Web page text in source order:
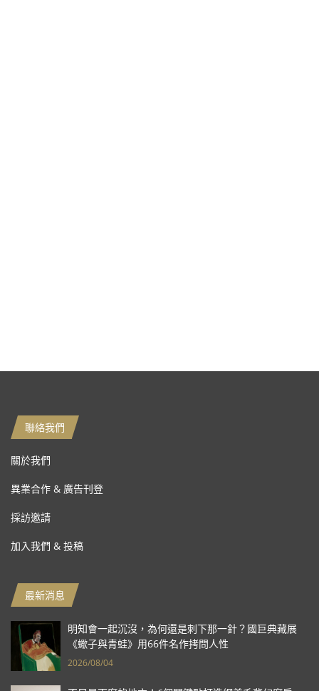
聯絡我們
關於我們
異業合作 & 廣告刊登
採訪邀請
加入我們 & 投稿
最新消息
明知會一起沉沒，為何還是刺下那一針？國巨典藏展
《蠍子與青蛙》用66件名作拷問人性
2026/08/04